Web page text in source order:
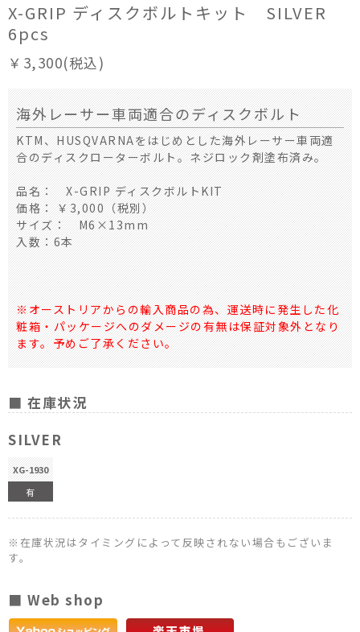
X-GRIP ディスクボルトキット SILVER
6pcs
￥3,300(税込)
海外レーサー車両適合のディスクボルト
KTM、HUSQVARNAをはじめとした海外レーサー車両適
合のディスクローターボルト。ネジロック剤塗布済み。
品名： X-GRIP ディスクボルトKIT
価格： ￥3,000（税別）
サイズ： M6×13mm
入数：6本
※オーストリアからの輸入商品の為、運送時に発生した化
粧箱・パッケージへのダメージの有無は保証対象外となり
ます。予めご了承ください。
■ 在庫状況
SILVER
XG-1930
有
※在庫状況はタイミングによって反映されない場合もございま
す。
■ Web shop